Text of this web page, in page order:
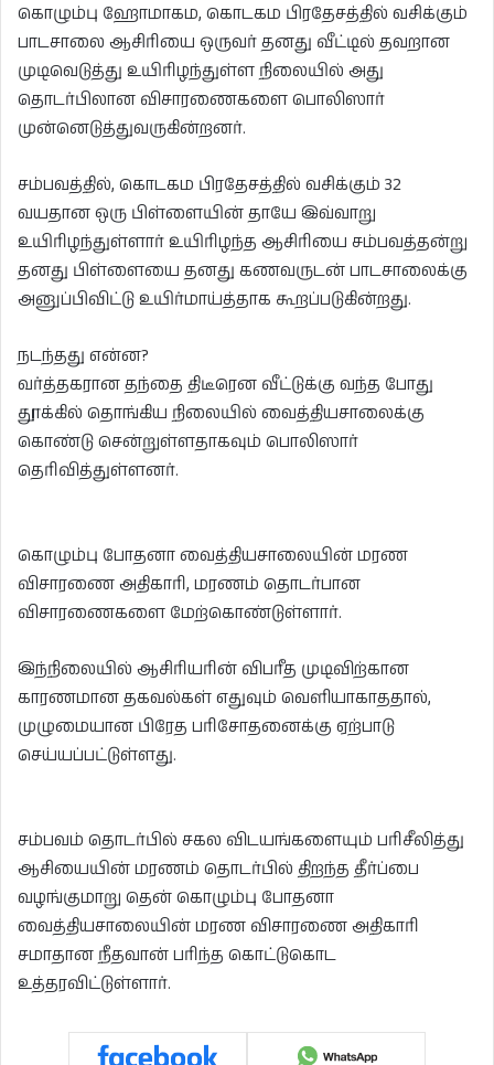
கொழும்பு ஹோமாகம, கொடகம பிரதேசத்தில் வசிக்கும்
பாடசாலை ஆசிரியை ஒருவர் தனது வீட்டில் தவறான
முடிவெடுத்து உயிரிழந்துள்ள நிலையில் அது
தொடர்பிலான விசாரணைகளை பொலிஸார்
முன்னெடுத்துவருகின்றனர்.
சம்பவத்தில், கொடகம பிரதேசத்தில் வசிக்கும் 32
வயதான ஒரு பிள்ளையின் தாயே இவ்வாறு
உயிரிழந்துள்ளார் உயிரிழந்த ஆசிரியை சம்பவத்தன்று
தனது பிள்ளையை தனது கணவருடன் பாடசாலைக்கு
அனுப்பிவிட்டு உயிர்மாய்த்தாக கூறப்படுகின்றது.
நடந்தது என்ன?
வர்த்தகரான தந்தை திடீரென வீட்டுக்கு வந்த போது
தூக்கில் தொங்கிய நிலையில் வைத்தியசாலைக்கு
கொண்டு சென்றுள்ளதாகவும் பொலிஸார்
தெரிவித்துள்ளனர்.
கொழும்பு போதனா வைத்தியசாலையின் மரண
விசாரணை அதிகாரி, மரணம் தொடர்பான
விசாரணைகளை மேற்கொண்டுள்ளார்.
இந்நிலையில் ஆசிரியரின் விபரீத முடிவிற்கான
காரணமான தகவல்கள் எதுவும் வெளியாகாததால்,
முழுமையான பிரேத பரிசோதனைக்கு ஏற்பாடு
செய்யப்பட்டுள்ளது.
சம்பவம் தொடர்பில் சகல விடயங்களையும் பரிசீலித்து
ஆசியையின் மரணம் தொடர்பில் திறந்த தீர்ப்பை
வழங்குமாறு தென் கொழும்பு போதனா
வைத்தியசாலையின் மரண விசாரணை அதிகாரி
சமாதான நீதவான் பரிந்த கொட்டுகொட
உத்தரவிட்டுள்ளார்.